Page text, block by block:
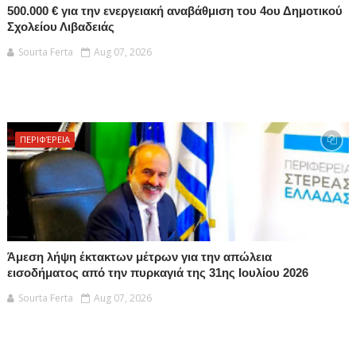
500.000 € για την ενεργειακή αναβάθμιση του 4ου Δημοτικού
Σχολείου Λιβαδειάς
Sourta Ferta
Aug 07, 2026
ΠΕΡΙΦΈΡΕΙΑ
Άμεση λήψη έκτακτων μέτρων για την απώλεια
εισοδήματος από την πυρκαγιά της 31ης Ιουλίου 2026
Sourta Ferta
Aug 07, 2026